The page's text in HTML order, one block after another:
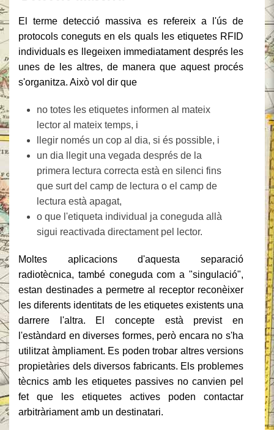
El terme detecció massiva es refereix a l'ús de
protocols coneguts en els quals les etiquetes RFID
individuals es llegeixen immediatament després les
unes de les altres, de manera que aquest procés
s'organitza. Això vol dir que
no totes les etiquetes informen al mateix
lector al mateix temps, i
llegir només un cop al dia, si és possible, i
un dia llegit una vegada després de la
primera lectura correcta està en silenci fins
que surt del camp de lectura o el camp de
lectura està apagat,
o que l'etiqueta individual ja coneguda allà
sigui reactivada directament pel lector.
Moltes aplicacions d'aquesta separació
radiotècnica, també coneguda com a "singulació",
estan destinades a permetre al receptor reconèixer
les diferents identitats de les etiquetes existents una
darrere l'altra. El concepte està previst en
l'estàndard en diverses formes, però encara no s'ha
utilitzat àmpliament. Es poden trobar altres versions
propietàries dels diversos fabricants. Els problemes
tècnics amb les etiquetes passives no canvien pel
fet que les etiquetes actives poden contactar
arbitràriament amb un destinatari.